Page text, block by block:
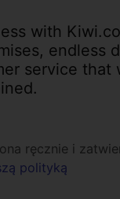
with
endless
service that
ręcznie i
polityką